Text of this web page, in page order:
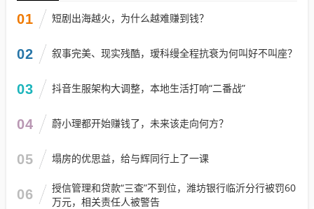
01 短剧出海越火，为什么越难赚到钱？
02 叙事完美、现实残酷，瑷科缦全程抗衰为何叫好不叫座？
03 抖音生服架构大调整，本地生活打响“二番战”
04 蔚小理都开始赚钱了，未来该走向何方？
05 塌房的优思益，给与辉同行上了一课
06
授信管理和贷款“三查”不到位，潍坊银行临沂分行被罚60
万元，相关责任人被警告